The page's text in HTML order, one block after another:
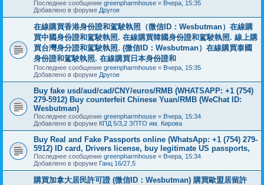
Последнее сообщение greenpharmhouse « Вчера, 15:35
Добавлено в форуме Другое
在線購買香港身份證和駕駛執照（微信ID：Wesbutman）在線購
買中國身份證和駕駛執照. 在線購買韓國身份證和駕駛執照. 線上購
買台灣身分證和駕駛執照. (微信ID：Wesbutman）在線購買泰國
身份證和駕駛執照. 在線購買日本身份證和
Последнее сообщение greenpharmhouse « Вчера, 15:35
Добавлено в форуме Другое
Buy fake usd/aud/cad/CNY/euros/RMB (WHATSAPP: +1 (754)
279-5912) Buy counterfeit Chinese Yuan/RMB (WeChat ID:
Wesbutman)
Последнее сообщение greenpharmhouse « Вчера, 15:34
Добавлено в форуме КПД 5/3,2 ЗПТО им. Кирова
Buy Real and Fake Passports online (WhatsApp: +1 (754) 279-
5912) ID card, Drivers license, buy legitimate US passports,
Последнее сообщение greenpharmhouse « Вчера, 15:34
Добавлено в форуме Ганц 16/27,5
購買加拿大居民許可證 (微信ID：Wesbutman) 購買歐盟居留許